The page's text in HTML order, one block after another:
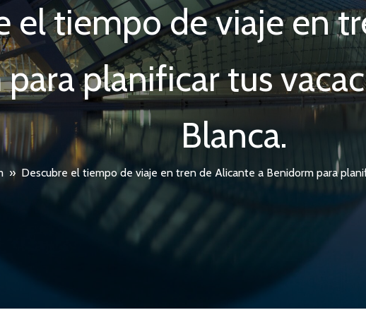
el tiempo de viaje en
planificar tus
Blanca.
» Descubre el tiempo de viaje en tren de Alicante a Benidorm para